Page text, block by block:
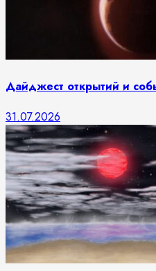
Дайджест открытий и
31.07.2026